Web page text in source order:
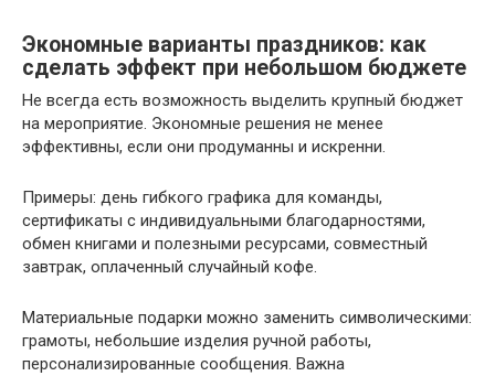
Экономные варианты праздников: как
сделать эффект при небольшом бюджете
Не всегда есть возможность выделить крупный бюджет
на мероприятие. Экономные решения не менее
эффективны, если они продуманны и искренни.
Примеры: день гибкого графика для команды,
сертификаты с индивидуальными благодарностями,
обмен книгами и полезными ресурсами, совместный
завтрак, оплаченный случайный кофе.
Материальные подарки можно заменить символическими:
грамоты, небольшие изделия ручной работы,
персонализированные сообщения. Важна